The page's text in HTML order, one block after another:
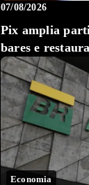
07/08/2026
Pix amplia
bares e
Economia